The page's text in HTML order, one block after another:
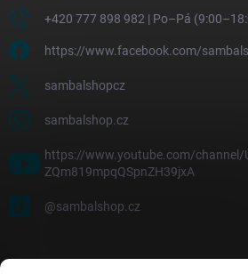
+420 777 898 982 | Po–Pá
https://www.facebook.com/
sambalshopcz
sambalshop.cz
https://www.youtube.com/channel/
ZQm819mpqQSpnZH39jxA
@sambalshop.cz